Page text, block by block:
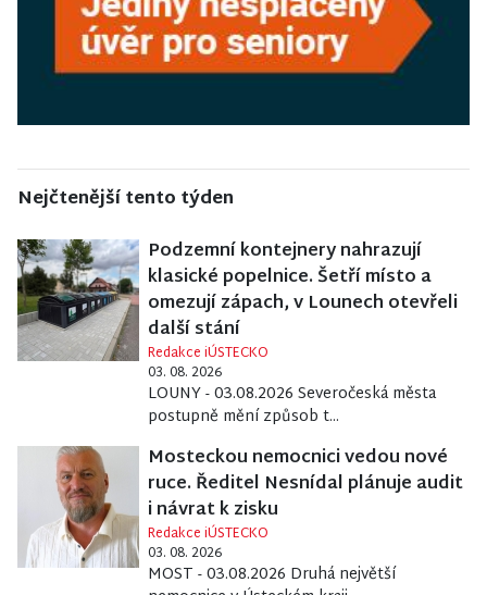
Nejčtenější tento týden
Podzemní kontejnery nahrazují
klasické popelnice. Šetří místo a
omezují zápach, v Lounech otevřeli
další stání
Redakce iÚSTECKO
03. 08. 2026
LOUNY - 03.08.2026 Severočeská města
postupně mění způsob t...
Mosteckou nemocnici vedou nové
ruce. Ředitel Nesnídal plánuje audit
i návrat k zisku
Redakce iÚSTECKO
03. 08. 2026
MOST - 03.08.2026 Druhá největší